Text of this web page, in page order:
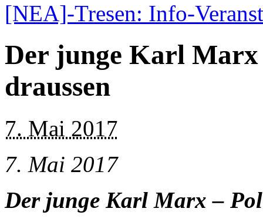
[NEA]-Tresen: Info-
Der junge Karl
draussen
7. Mai 2017
7. Mai 2017
Der junge Karl Marx –